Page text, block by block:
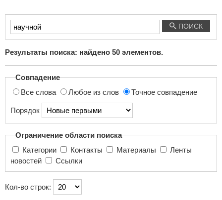
Введите
текст
поиска...
ПОИСК
Результаты поиска: найдено 50 элементов.
Совпадение
Все слова
Любое из слов Точное совпадение
Порядок
Ограничение области поиска
Категории
Контакты Материалы
новостей
Ссылки
Кол-во строк: